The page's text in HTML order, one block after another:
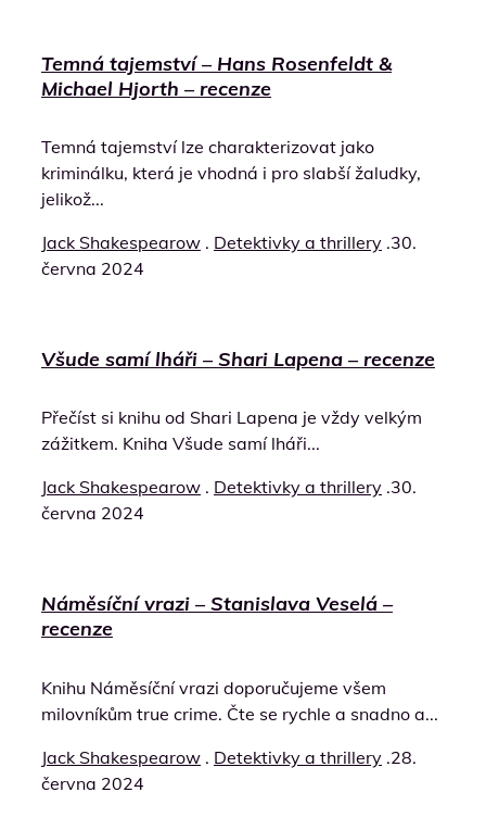
Temná tajemství – Hans Rosenfeldt &
Michael Hjorth – recenze
Temná tajemství lze charakterizovat jako
kriminálku, která je vhodná i pro slabší žaludky,
jelikož...
Jack Shakespearow . Detektivky a thrillery .30.
června 2024
Všude samí lháři – Shari Lapena – recenze
Přečíst si knihu od Shari Lapena je vždy velkým
zážitkem. Kniha Všude samí lháři...
Jack Shakespearow . Detektivky a thrillery .30.
června 2024
Náměsíční vrazi – Stanislava Veselá –
recenze
Knihu Náměsíční vrazi doporučujeme všem
milovníkům true crime. Čte se rychle a snadno a...
Jack Shakespearow . Detektivky a thrillery .28.
června 2024